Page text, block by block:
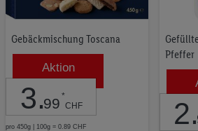
Gebäckmischung Toscana
Aktion
3.99 *
CHF
pro 450g | 100g = 0.89 CHF
Pfeffer
2